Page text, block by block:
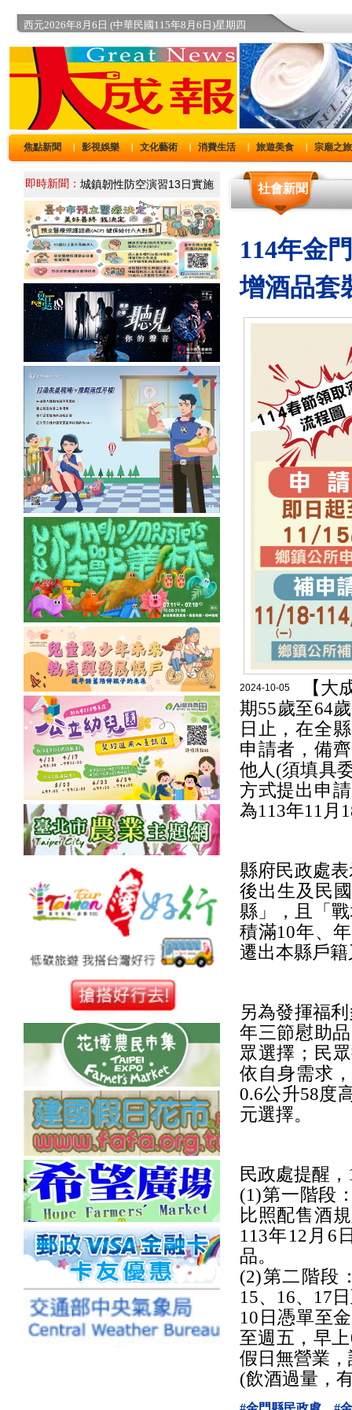
西元2026年8月6日 (中華民國115年8月6日)星期四
焦點新聞 影視娛樂 文化藝術 消費生活 旅遊美食 宗廟之旅
即時新聞： 社會新聞
114年金
增酒品套
2024-10-05
【大
期55歲至64
日止，在全
申請者，備
他人(須填具
方式提出申
為113年11月
縣府民政處
後出生及民
縣」，且「
積滿10年、
遷出本縣戶
另為發揮福
年三節慰助
眾選擇；民
依自身需求
0.6公升58度
元選擇。
民政處提醒
(1)第一階段
比照配售酒
113年12月6
品。
(2)第二階段
15、16、17
10日憑單至
至週五，早
假日無營業
(飲酒過量，